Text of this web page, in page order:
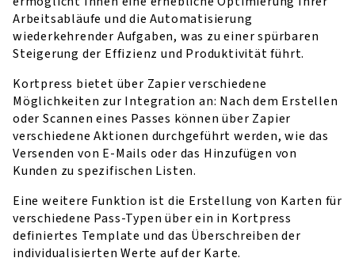
Arbeitsabläufe und die Automatisierung
wiederkehrender Aufgaben, was zu einer spürbaren
Steigerung der Effizienz und Produktivität führt.
Kortpress bietet über Zapier verschiedene
Möglichkeiten zur Integration an: Nach dem Erstellen
oder Scannen eines Passes können über Zapier
verschiedene Aktionen durchgeführt werden, wie das
Versenden von E-Mails oder das Hinzufügen von
Kunden zu spezifischen Listen.
Eine weitere Funktion ist die Erstellung von Karten für
verschiedene Pass-Typen über ein in Kortpress
definiertes Template und das Überschreiben der
individualisierten Werte auf der Karte.